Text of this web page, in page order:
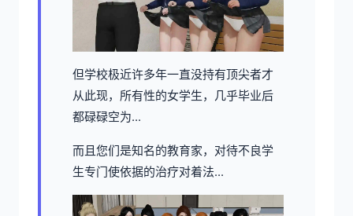
但学校极近许多年一直没持有顶尖者才
从此现，所有性的女学生，几乎毕业后
都碌碌空为...
而且您们是知名的教育家，对待不良学
生专门使依据的治疗对着法...